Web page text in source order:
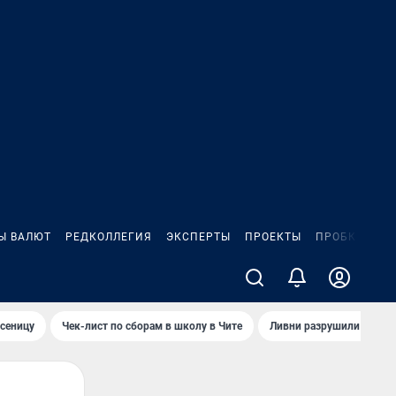
ВАЛЮТ РЕДКОЛЛЕГИЯ ЭКСПЕРТЫ ПРОЕКТЫ ПРОБКИ
Чек-лист по сборам в школу в Чите Ливни разрушили